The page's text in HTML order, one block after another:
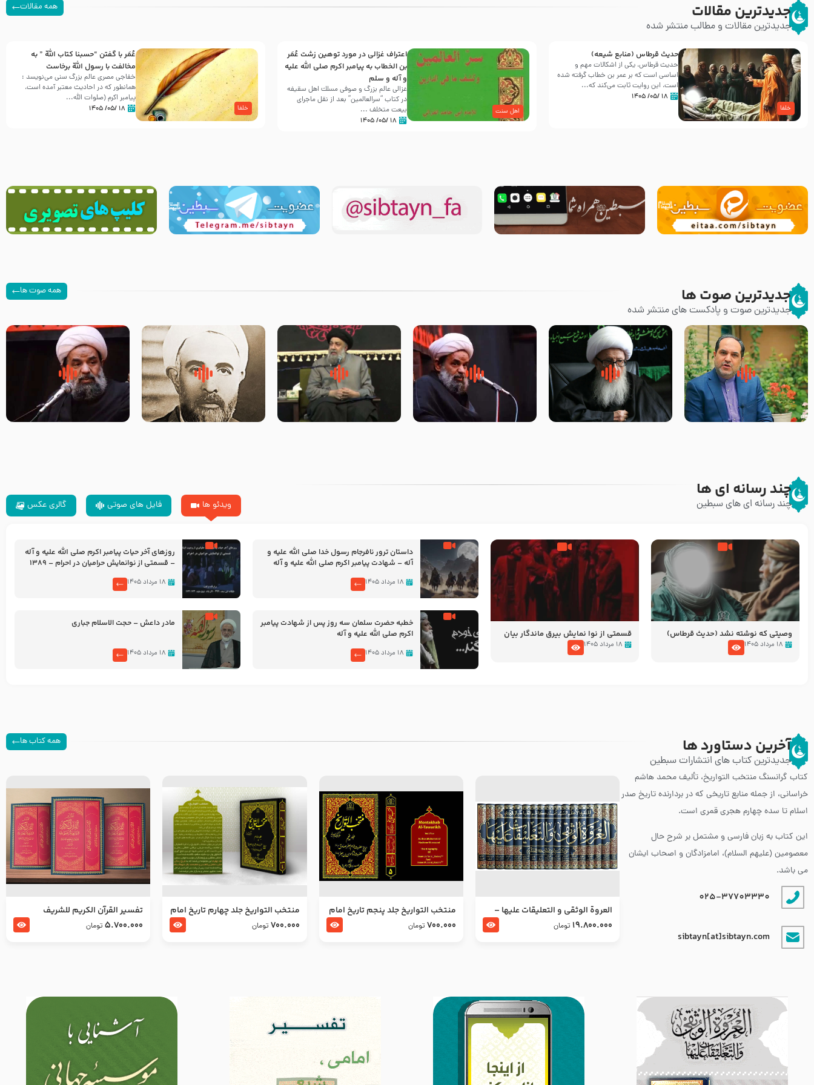
جدیدترین مقالات
جدیدترین مقالات و مطالب منتشر شده
همه مقالات
خلفا
حدیث قرطاس (منابع شیعه)
حدیث قرطاس، یکی از اشکالات مهم و
اساسی است که بر عمر بن خطاب گرفته شده
است، این روایت ثابت می‌کند که...
۱۸ /۰۵/ ۱۴۰۵
اهل سنت
اعتراف غزالی در مورد توهین زشت عُمَر
بن الخطاب به پیامبر اکرم صلی الله علیه
و آله و سلم
غزالی عالم بزرگ و صوفی مسلك اهل سقيفه
در کتاب “سرالعالمین” بعد از نقل ماجرای
بیعت متخلف ...
۱۸ /۰۵/ ۱۴۰۵
خلفا
عُمَر با گفتن “حسبنا كتاب اللّه ” به
مخالفت با رسول اللّه برخاست
خفاجی مصری عالم بزرگ سنی می‌نویسد :
همانطور که در احادیث معتبر آمده است،
پیامبر اکرم (صلوات اللّه...
۱۸ /۰۵/ ۱۴۰۵
جدیدترین صوت ها
جدیدترین صوت و پادکست های منتشر شده
همه صوت ها
پیامبر صلی الله علیه وآله و سلم
فرمودند وای بر بچه های آخر
زوّار اربعین امام حسین (علیه
السلام) با این اشتیاق به زیارت
روضه جانسوز پاره های جگر امام
حسن مجتبی علیه السلام-حجت
لقب حضرت رقیه سلام الله علیها
به چه معناست – حجت الاسلام
روضه‌ی مجلس یزید ملعون و
اسارت اهل‌بیت علیهم‌السلام –
سلام جوانی که امام حسین علیه
السلام خودش جوابش را دادند
چند رسانه ای ها
چند رسانه ای های سبطین ویدئو ها فایل های صوتی گالری عکس
وصیتی که نوشته نشد (حدیث قرطاس)
۱۸ مرداد ۱۴۰۵
قسمتی از نوا نمایش بیرق ماندگار بیان
توطئه های منافقین پیش از شهادت
پیامبر اکرم صلی الله علیه و آله
۱۸ مرداد ۱۴۰۵
‌‌‌‌‌‌‌داستان ترور نافرجام رسول خدا صلی الله علیه و
آله – شهادت پیامبر اکرم صلی الله علیه و آله
۱۸ مرداد ۱۴۰۵
روزهای آخر حیات پیامبر اکرم صلی الله علیه و آله
– قسمتی از نوانمایش حرامیان در احرام – 1389
۱۸ مرداد ۱۴۰۵
خطبه حضرت سلمان سه روز پس از شهادت پیامبر
اکرم صلی الله علیه و آله
۱۸ مرداد ۱۴۰۵
مادر داعش – حجت الاسلام جباری
۱۸ مرداد ۱۴۰۵
آخرین دستاورد ها
جدیدترین کتاب های انتشارات سبطین
همه کتاب ها
کتاب گرانسنگ منتخب التواريخ، تألیف محمد هاشم
خراسانی، از جمله منابع تاریخی که در بردارنده تاریخ صدر
اسلام تا سده چهارم هجری قمری است.
این کتاب به زبان فارسی و مشتمل بر شرح حال
معصومین (علیهم السلام)، امامزادگان و اصحاب ایشان
می باشد.
025-37703330
sibtayn[at]sibtayn.com
العروة الوثقى و التعليقات عليها –
طرح جدید
19.800.000 تومان
منتخب التواریخ جلد پنجم تاریخ امام
جعفر صادق و امام موسی بن جعفر
700.000 تومان
منتخب التواریخ جلد چهارم تاریخ امام
زین العابدین و امام محمد باقر
700.000 تومان
تفسير القرآن الكريم للشريف
المرتضي قدس سرّه
5.700.000 تومان